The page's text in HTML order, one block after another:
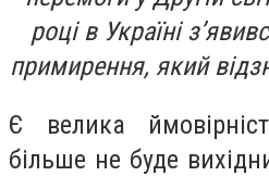
році в Україні
примирення, який
Є велика
більше не буде